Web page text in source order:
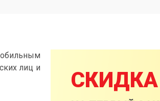
лиц и
СКИДКА